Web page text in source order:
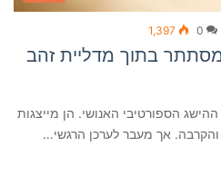
0
1,397
בתוך מדליית זהב
הספורטיבי האנושי. הן מייצגות
אך מעבר לערכן הרגשי…